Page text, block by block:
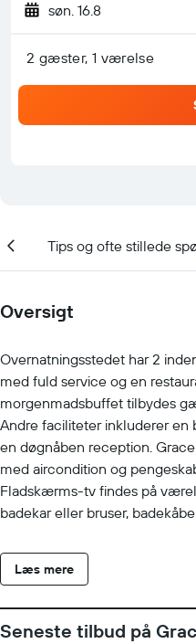
søn. 16.8
2 gæster, 1 værelse
Tips og ofte stillede
Oversigt
Overnatningsstedet har 2
med fuld service og en
morgenmadsbuffet tilbydes
Andre faciliteter inkluderer en
en døgnåben reception.
med aircondition og
Fladskærms-tv findes på
badekar eller bruser,
internetforbindelse. Af
skriveborde og telefon. Der er
indendørs swimmingpools
Læs mere
Seneste tilbud på